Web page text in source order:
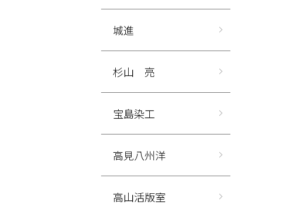
城進
杉山 亮
宝島染工
高見八州洋
高山活版室